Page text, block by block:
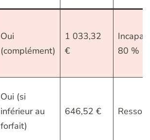
Oui
(complément)
1 033,32
€
80 %
Oui (si
inférieur au
forfait)
646,52 €